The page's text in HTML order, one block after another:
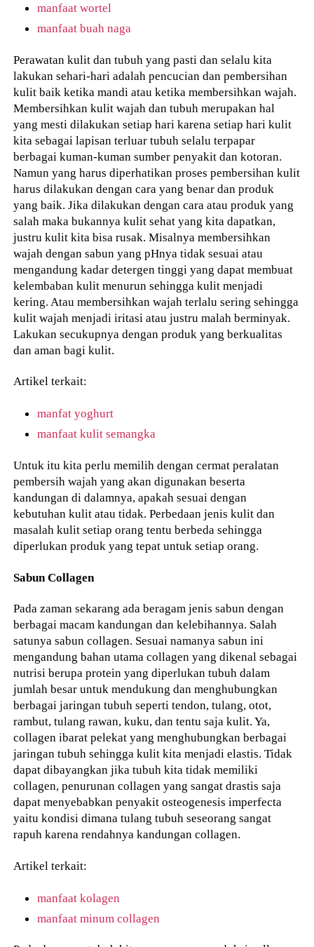
manfaat wortel
manfaat buah naga
Perawatan kulit dan tubuh yang pasti dan selalu kita
lakukan sehari-hari adalah pencucian dan pembersihan
kulit baik ketika mandi atau ketika membersihkan wajah.
Membersihkan kulit wajah dan tubuh merupakan hal
yang mesti dilakukan setiap hari karena setiap hari kulit
kita sebagai lapisan terluar tubuh selalu terpapar
berbagai kuman-kuman sumber penyakit dan kotoran.
Namun yang harus diperhatikan proses pembersihan kulit
harus dilakukan dengan cara yang benar dan produk
yang baik. Jika dilakukan dengan cara atau produk yang
salah maka bukannya kulit sehat yang kita dapatkan,
justru kulit kita bisa rusak. Misalnya membersihkan
wajah dengan sabun yang pHnya tidak sesuai atau
mengandung kadar detergen tinggi yang dapat membuat
kelembaban kulit menurun sehingga kulit menjadi
kering. Atau membersihkan wajah terlalu sering sehingga
kulit wajah menjadi iritasi atau justru malah berminyak.
Lakukan secukupnya dengan produk yang berkualitas
dan aman bagi kulit.
Artikel terkait:
manfat yoghurt
manfaat kulit semangka
Untuk itu kita perlu memilih dengan cermat peralatan
pembersih wajah yang akan digunakan beserta
kandungan di dalamnya, apakah sesuai dengan
kebutuhan kulit atau tidak. Perbedaan jenis kulit dan
masalah kulit setiap orang tentu berbeda sehingga
diperlukan produk yang tepat untuk setiap orang.
Sabun Collagen
Pada zaman sekarang ada beragam jenis sabun dengan
berbagai macam kandungan dan kelebihannya. Salah
satunya sabun collagen. Sesuai namanya sabun ini
mengandung bahan utama collagen yang dikenal sebagai
nutrisi berupa protein yang diperlukan tubuh dalam
jumlah besar untuk mendukung dan menghubungkan
berbagai jaringan tubuh seperti tendon, tulang, otot,
rambut, tulang rawan, kuku, dan tentu saja kulit. Ya,
collagen ibarat pelekat yang menghubungkan berbagai
jaringan tubuh sehingga kulit kita menjadi elastis. Tidak
dapat dibayangkan jika tubuh kita tidak memiliki
collagen, penurunan collagen yang sangat drastis saja
dapat menyebabkan penyakit osteogenesis imperfecta
yaitu kondisi dimana tulang tubuh seseorang sangat
rapuh karena rendahnya kandungan collagen.
Artikel terkait:
manfaat kolagen
manfaat minum collagen